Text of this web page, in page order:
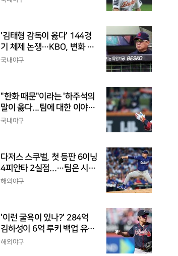
'김태형 감독이 옳다' 144경
기 체제 논쟁…KBO, 변화 고
민해야, 환경에 맞는 경기 수
국내야구
"한화 때문"이라는 '하주석의
말이 옳다...팀에 대한 이야
기, 끝까지 안 하는 게 도리
국내야구
다저스 스쿠벌, 첫 등판 6이닝
4피안타 2실점...…팀은 시즌
최다 5연패
해외야구
'이런 굴욕이 있나?' 284억
김하성이 6억 루키 백업 유격
수라니...자비스, 수비도 김하
해외야구